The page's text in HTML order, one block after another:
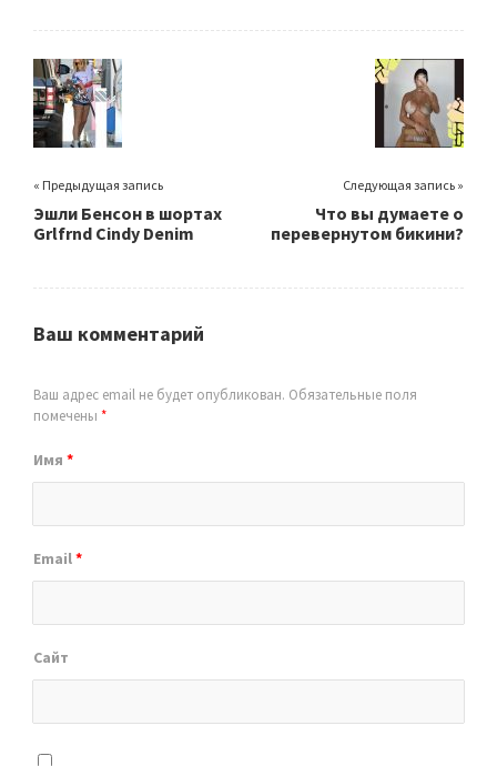
« Предыдущая запись
Эшли Бенсон в шортах
Grlfrnd Cindy Denim
Следующая запись »
Что вы думаете о
перевернутом бикини?
Ваш комментарий
Ваш адрес email не будет опубликован. Обязательные поля
помечены *
Имя *
Email*
Сайт